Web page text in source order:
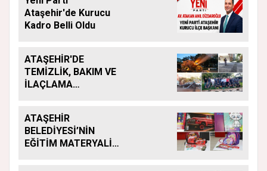
Ataşehir'de Kurucu
Kadro Belli Oldu
ATAŞEHİR'DE
TEMİZLİK, BAKIM VE
İLAÇLAMA
ATAŞEHİR
BELEDİYESİ’NİN
EĞİTİM MATERYALİ